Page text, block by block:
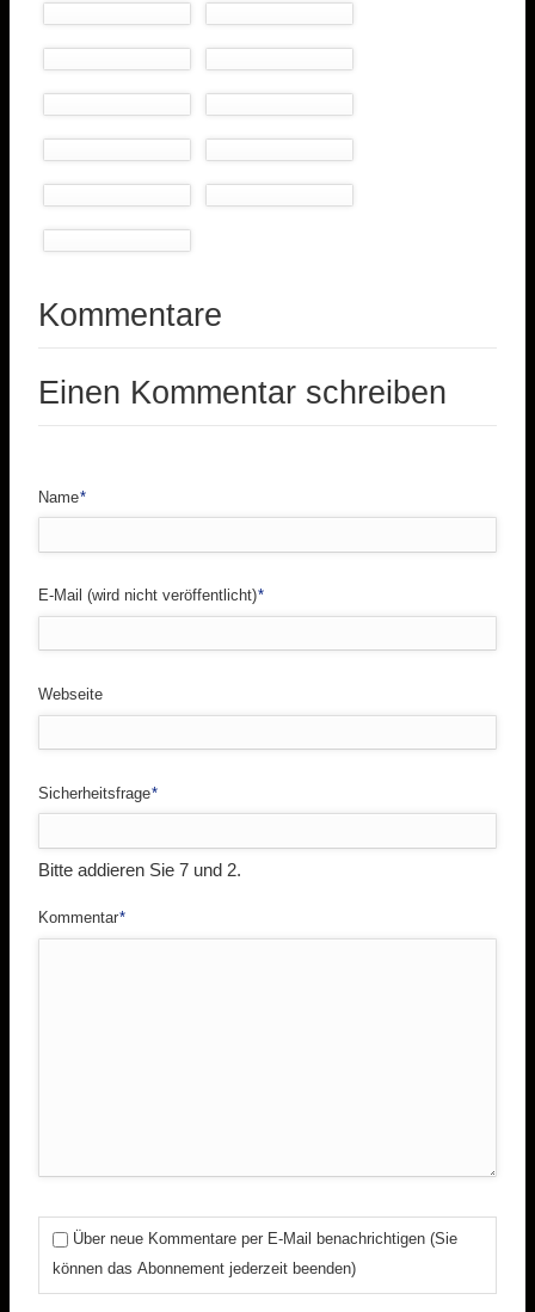
Kommentare
Einen Kommentar schreiben
Pflichtfeld
Name*
Pflichtfeld
E-Mail (wird nicht veröffentlicht)*
Webseite
Pflichtfeld
Sicherheitsfrage*
Bitte addieren Sie 7 und 2.
Pflichtfeld
Kommentar*
Über neue Kommentare per E-Mail benachrichtigen (Sie
können das Abonnement jederzeit beenden)